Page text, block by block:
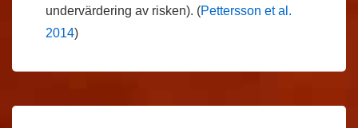
undervärdering av risken). (Pettersson et al.
2014)